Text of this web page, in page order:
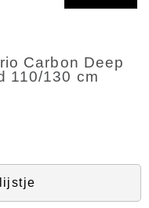
Carbon Deep
110/130 cm